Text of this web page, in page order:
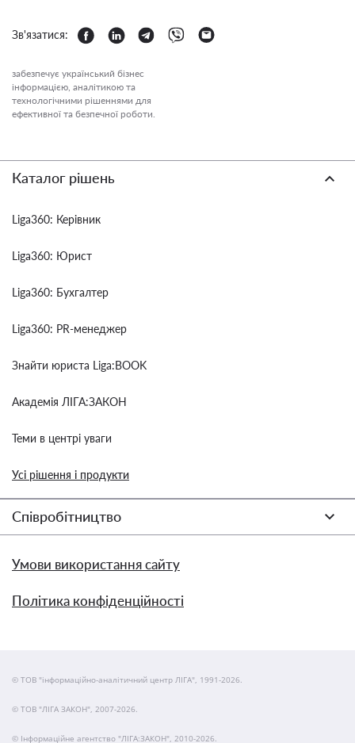
Зв'язатися:
забезпечує український бізнес
інформацією, аналітикою та
технологічними рішеннями для
ефективної та безпечної роботи.
Каталог рішень
Liga360: Керівник
Liga360: Юрист
Liga360: Бухгалтер
Liga360: PR-менеджер
Знайти юриста Liga:BOOK
Академія ЛІГА:ЗАКОН
Теми в центрі уваги
Усі рішення і продукти
Співробітництво
Умови використання сайту
Політика конфіденційності
© ТОВ "інформаційно-аналітичний центр ЛІГА", 1991-2026.
© ТОВ "ЛІГА ЗАКОН", 2007-2026.
© Інформаційне агентство "ЛІГА:ЗАКОН", 2010-2026.